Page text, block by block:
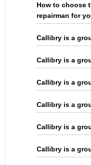
How to choose
repairman for
Callibry is a
Callibry is a
Callibry is a
Callibry is a
Callibry is a
Callibry is a